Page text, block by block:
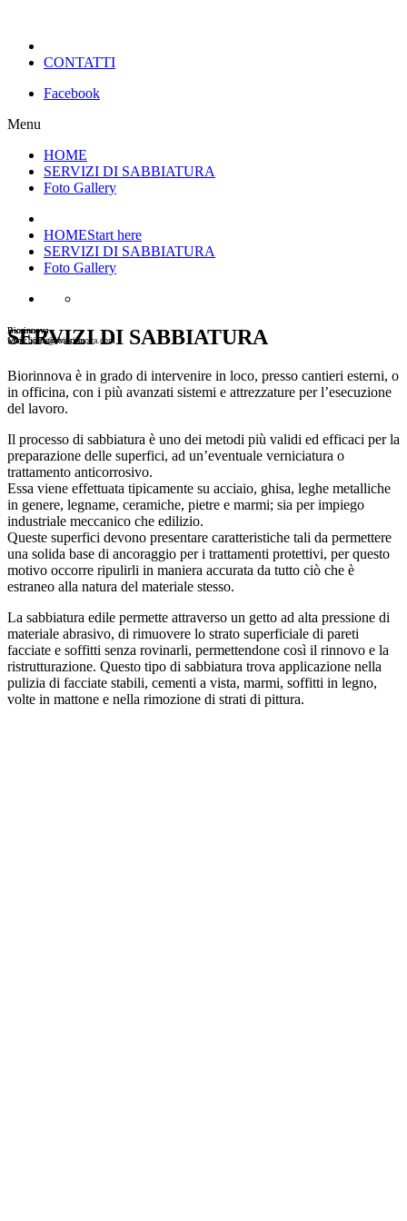
CONTATTI
Facebook
Menu
HOME
SERVIZI DI SABBIATURA
Foto Gallery
HOMEStart here
SERVIZI DI SABBIATURA
Foto Gallery
Biorinnova
www.biorinnova.com
Biorinnova
Mail: info @ biorinnova.com
SERVIZI DI SABBIATURA
Biorinnova è in grado di intervenire in loco, presso cantieri esterni, o
in officina, con i più avanzati sistemi e attrezzature per l’esecuzione
del lavoro.
Il processo di sabbiatura è uno dei metodi più validi ed efficaci per la
preparazione delle superfici, ad un’eventuale verniciatura o
trattamento anticorrosivo.
Essa viene effettuata tipicamente su acciaio, ghisa, leghe metalliche
in genere, legname, ceramiche, pietre e marmi; sia per impiego
industriale meccanico che edilizio.
Queste superfici devono presentare caratteristiche tali da permettere
una solida base di ancoraggio per i trattamenti protettivi, per questo
motivo occorre ripulirli in maniera accurata da tutto ciò che è
estraneo alla natura del materiale stesso.
La sabbiatura edile permette attraverso un getto ad alta pressione di
materiale abrasivo, di rimuovere lo strato superficiale di pareti
facciate e soffitti senza rovinarli, permettendone così il rinnovo e la
ristrutturazione. Questo tipo di sabbiatura trova applicazione nella
pulizia di facciate stabili, cementi a vista, marmi, soffitti in legno,
volte in mattone e nella rimozione di strati di pittura.